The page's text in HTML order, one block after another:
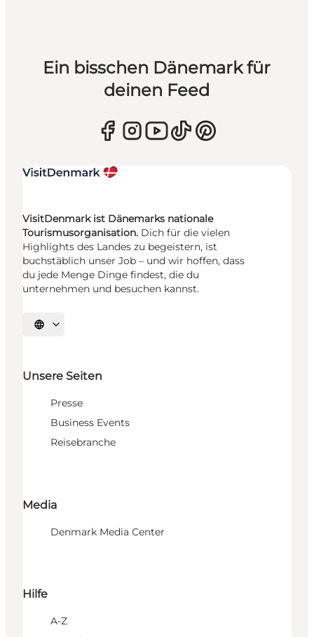
Ein bisschen Dänemark für
deinen Feed
VisitDenmark ist Dänemarks nationale
Tourismusorganisation. Dich für die vielen
Highlights des Landes zu begeistern, ist
buchstäblich unser Job – und wir hoffen, dass
du jede Menge Dinge findest, die du
unternehmen und besuchen kannst.
Sprache auswählen
Unsere Seiten
Presse
Business Events
Reisebranche
Media
Denmark Media Center
Hilfe
A-Z